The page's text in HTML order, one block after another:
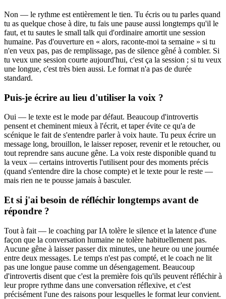
Non — le rythme est entièrement le tien. Tu écris ou tu parles quand
tu as quelque chose à dire, tu fais une pause aussi longtemps qu'il le
faut, et tu sautes le small talk qui d'ordinaire amortit une session
humaine. Pas d'ouverture en « alors, raconte-moi ta semaine » si tu
n'en veux pas, pas de remplissage, pas de silence gêné à combler. Si
tu veux une session courte aujourd'hui, c'est ça la session ; si tu veux
une longue, c'est très bien aussi. Le format n'a pas de durée
standard.
Puis-je écrire au lieu d'utiliser la voix ?
Oui — le texte est le mode par défaut. Beaucoup d'introvertis
pensent et cheminent mieux à l'écrit, et taper évite ce qu'a de
scénique le fait de s'entendre parler à voix haute. Tu peux écrire un
message long, brouillon, le laisser reposer, revenir et le retoucher, ou
tout reprendre sans aucune gêne. La voix reste disponible quand tu
la veux — certains introvertis l'utilisent pour des moments précis
(quand s'entendre dire la chose compte) et le texte pour le reste —
mais rien ne te pousse jamais à basculer.
Et si j'ai besoin de réfléchir longtemps avant de
répondre ?
Tout à fait — le coaching par IA tolère le silence et la latence d'une
façon que la conversation humaine ne tolère habituellement pas.
Aucune gêne à laisser passer dix minutes, une heure ou une journée
entre deux messages. Le temps n'est pas compté, et le coach ne lit
pas une longue pause comme un désengagement. Beaucoup
d'introvertis disent que c'est la première fois qu'ils peuvent réfléchir à
leur propre rythme dans une conversation réflexive, et c'est
précisément l'une des raisons pour lesquelles le format leur convient.